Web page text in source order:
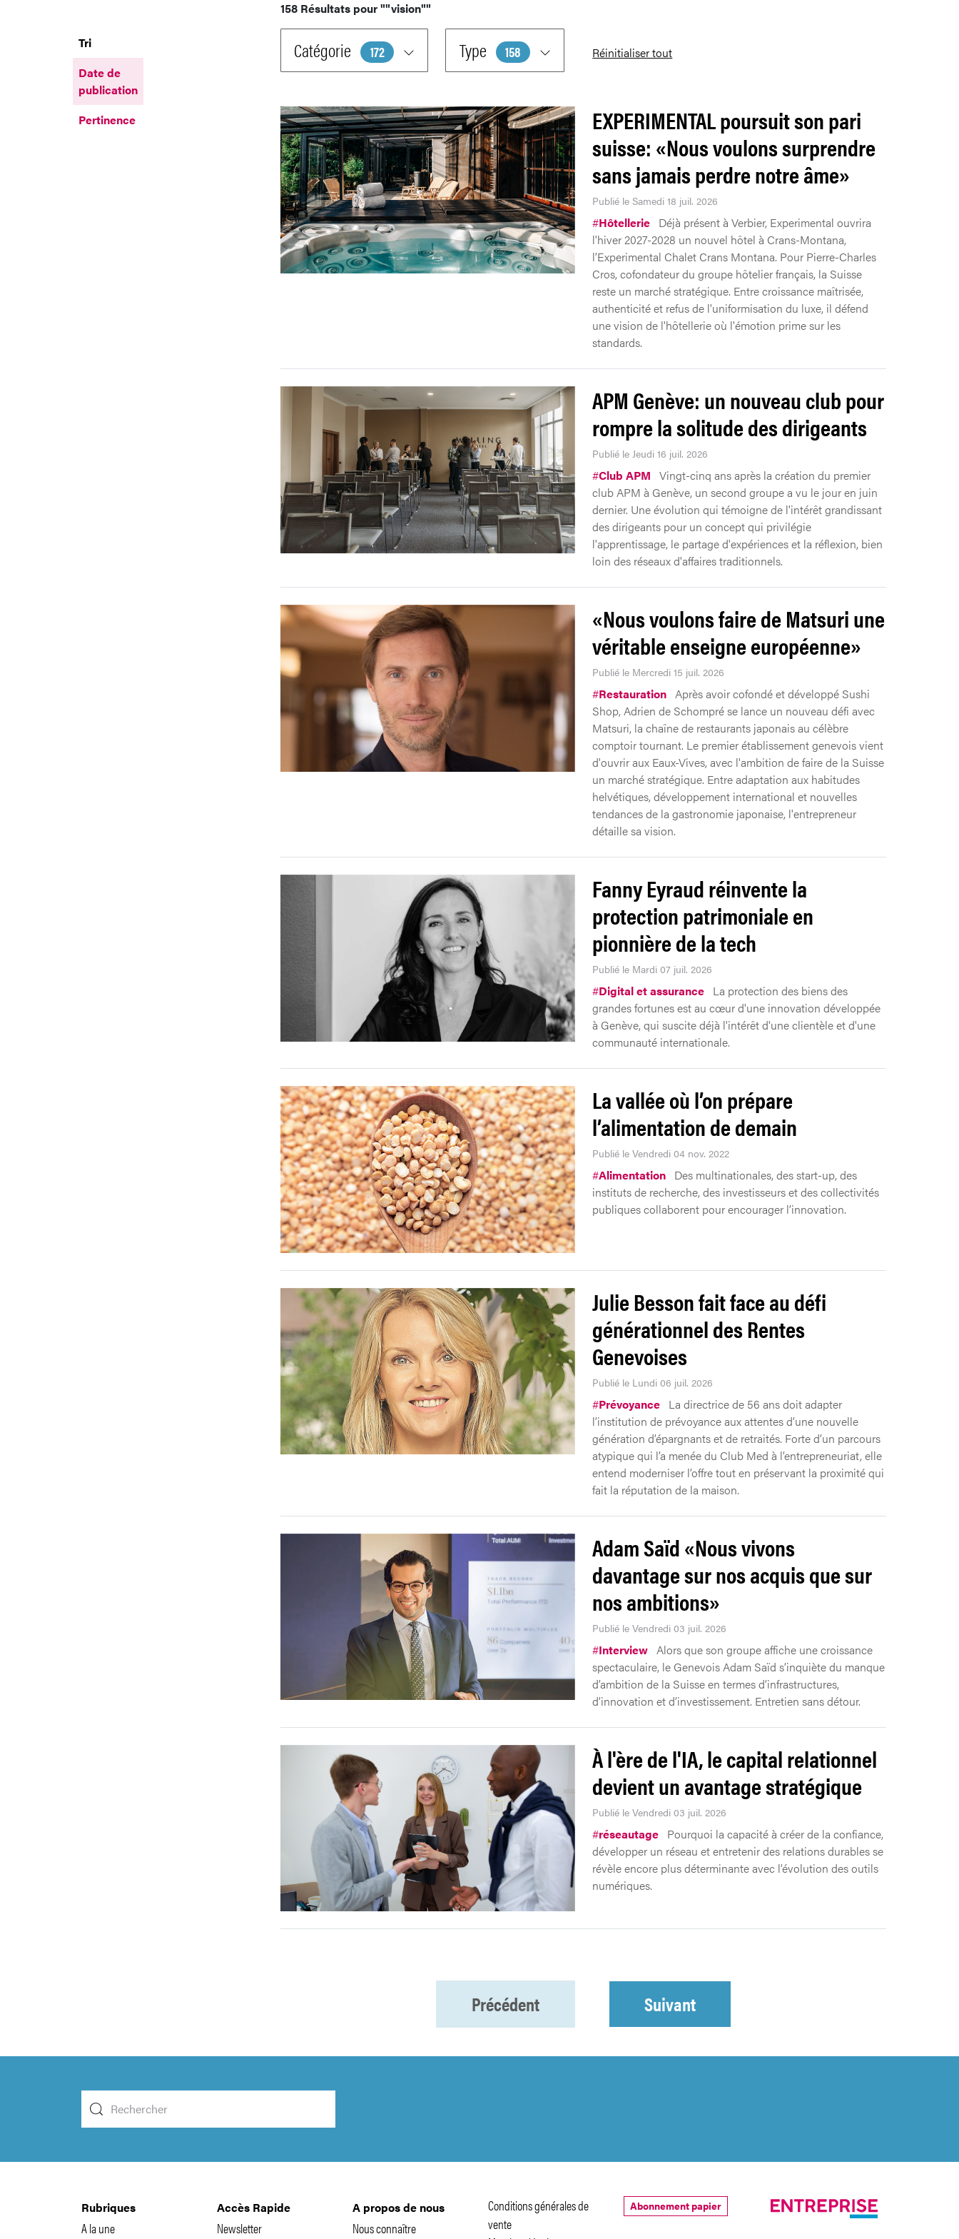
158 Résultats pour""vision""
Tri
Date de
publication
Pertinence
Catégorie 172 Type 158 Réinitialiser tout
EXPERIMENTAL poursuit son pari
suisse: «Nous voulons surprendre
sans jamais perdre notre âme»
Publié le Samedi 18 juil. 2026
#Hôtellerie Déjà présent à Verbier, Experimental ouvrira
l'hiver 2027-2028 un nouvel hôtel à Crans-Montana,
l’Experimental Chalet Crans Montana. Pour Pierre-Charles
Cros, cofondateur du groupe hôtelier français, la Suisse
reste un marché stratégique. Entre croissance maîtrisée,
authenticité et refus de l'uniformisation du luxe, il défend
une vision de l'hôtellerie où l'émotion prime sur les
standards.
APM Genève: un nouveau club pour
rompre la solitude des dirigeants
Publié le Jeudi 16 juil. 2026
#Club APM Vingt-cinq ans après la création du premier
club APM à Genève, un second groupe a vu le jour en juin
dernier. Une évolution qui témoigne de l'intérêt grandissant
des dirigeants pour un concept qui privilégie
l'apprentissage, le partage d'expériences et la réflexion, bien
loin des réseaux d'affaires traditionnels.
«Nous voulons faire de Matsuri une
véritable enseigne européenne»
Publié le Mercredi 15 juil. 2026
#Restauration Après avoir cofondé et développé Sushi
Shop, Adrien de Schompré se lance un nouveau défi avec
Matsuri, la chaîne de restaurants japonais au célèbre
comptoir tournant. Le premier établissement genevois vient
d'ouvrir aux Eaux-Vives, avec l'ambition de faire de la Suisse
un marché stratégique. Entre adaptation aux habitudes
helvétiques, développement international et nouvelles
tendances de la gastronomie japonaise, l'entrepreneur
détaille sa vision.
Fanny Eyraud réinvente la
protection patrimoniale en
pionnière de la tech
Publié le Mardi 07 juil. 2026
#Digital et assurance La protection des biens des
grandes fortunes est au cœur d'une innovation développée
à Genève, qui suscite déjà l'intérêt d'une clientèle et d'une
communauté internationale.
La vallée où l’on prépare
l’alimentation de demain
Publié le Vendredi 04 nov. 2022
#Alimentation Des multinationales, des start-up, des
instituts de recherche, des investisseurs et des collectivités
publiques collaborent pour encourager l’innovation.
Julie Besson fait face au défi
générationnel des Rentes
Genevoises
Publié le Lundi 06 juil. 2026
#Prévoyance La directrice de 56 ans doit adapter
l’institution de prévoyance aux attentes d’une nouvelle
génération d’épargnants et de retraités. Forte d’un parcours
atypique qui l’a menée du Club Med à l’entrepreneuriat, elle
entend moderniser l’offre tout en préservant la proximité qui
fait la réputation de la maison.
Adam Saïd «Nous vivons
davantage sur nos acquis que sur
nos ambitions»
Publié le Vendredi 03 juil. 2026
#Interview Alors que son groupe affiche une croissance
spectaculaire, le Genevois Adam Saïd s’inquiète du manque
d’ambition de la Suisse en termes d’infrastructures,
d’innovation et d’investissement. Entretien sans détour.
À l'ère de l'IA, le capital relationnel
devient un avantage stratégique
Publié le Vendredi 03 juil. 2026
#réseautage Pourquoi la capacité à créer de la confiance,
développer un réseau et entretenir des relations durables se
révèle encore plus déterminante avec l’évolution des outils
numériques.
Précédent Suivant
Rubriques
A la une
Accès Rapide
Newsletter
A propos de nous
Nous connaître
Conditions générales de
vente
Abonnement papier